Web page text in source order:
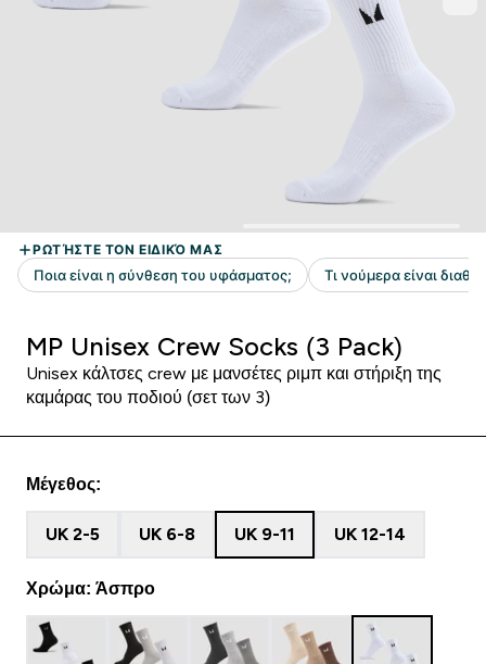
MP Unisex Crew Socks (3 Pack)
Unisex κάλτσες crew με μανσέτες ριμπ και στήριξη της
καμάρας του ποδιού (σετ των 3)
Μέγεθος:
UK 2-5 UK 6-8 UK 9-11 UK 12-14
Χρώμα: Άσπρο